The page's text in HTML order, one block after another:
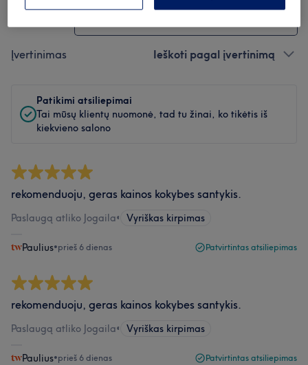
Įvertinimas Ieškoti pagal įvertinimą
Patikimi atsiliepimai
Tai mūsų klientų nuomonė, tad tu žinai, ko tikėtis iš
kiekvieno salono
rekomenduoju, geras kainos kokybes santykis.
Paslaugą atliko Jogaila• Vyriškas kirpimas
Paulius•prieš 6 dienas Patvirtintas atsiliepimas
rekomenduoju, geras kainos kokybes santykis.
Paslaugą atliko Jogaila• Vyriškas kirpimas
Paulius•prieš 6 dienas Patvirtintas atsiliepimas